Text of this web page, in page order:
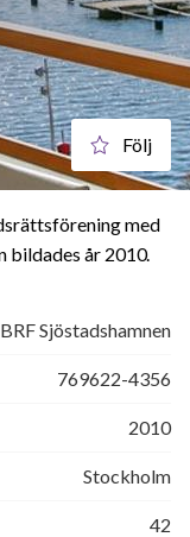
Följ
med
bildades år 2010
BRF Sjöstadshamnen
769622-4356
2010
Stockholm
42